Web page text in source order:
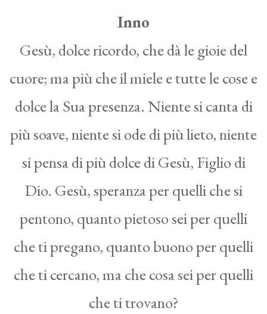
Inno
Gesù, dolce ricordo, che dà le gioie del
cuore; ma più che il miele e tutte le cose e
dolce la Sua presenza. Niente si canta di
più soave, niente si ode di più lieto, niente
si pensa di più dolce di Gesù, Figlio di
Dio. Gesù, speranza per quelli che si
pentono, quanto pietoso sei per quelli
che ti pregano, quanto buono per quelli
che ti cercano, ma che cosa sei per quelli
che ti trovano?